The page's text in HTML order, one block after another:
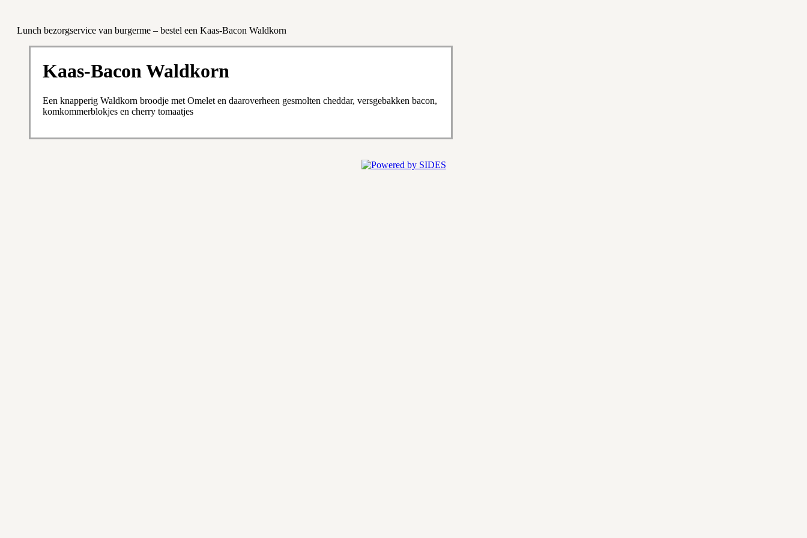
Lunch bezorgservice van burgerme – bestel een Kaas-Bacon Waldkorn
Kaas-Bacon Waldkorn
Een knapperig Waldkorn broodje met Omelet en daaroverheen gesmolten cheddar, versgebakken bacon,
komkommerblokjes en cherry tomaatjes